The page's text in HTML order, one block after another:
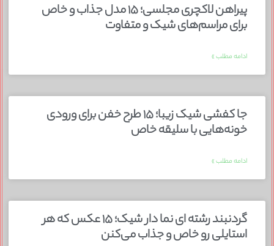
پیراهن لاکچری مجلسی؛ ۱۵ مدل جذاب و خاص
برای مراسم‌های شیک و متفاوت
ادامه مطلب »
جا کفشی شیک زیبا؛ ۱۵ طرح خفن برای ورودی
خونه‌هایی با سلیقه خاص
ادامه مطلب »
گردنبند رشته ای نما دار شیک؛ ۱۵ عکس که هر
استایلی رو خاص و جذاب می‌کنن